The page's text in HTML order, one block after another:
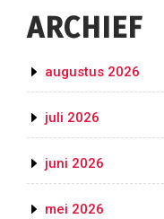
ARCHIEF
augustus 2026
juli 2026
juni 2026
mei 2026